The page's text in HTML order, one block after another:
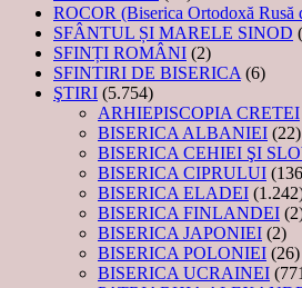
ROCOR (Biserica Ortodoxă Rusă
SFÂNTUL ȘI MARELE SINOD
SFINȚI ROMÂNI (2)
SFINTIRI DE BISERICA (6)
ŞTIRI (5.754)
ARHIEPISCOPIA CRETEI
BISERICA ALBANIEI (22)
BISERICA CEHIEI ŞI
BISERICA CIPRULUI
BISERICA ELADEI
BISERICA FINLANDEI
BISERICA JAPONIEI (2)
BISERICA POLONIEI (26)
BISERICA UCRAINEI